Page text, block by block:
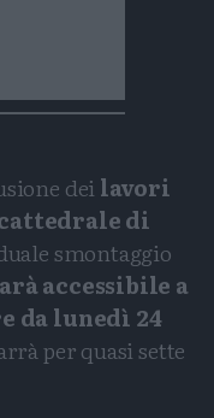
dei lavori
di
smontaggio
accessibile a
da lunedì 24
per quasi sette